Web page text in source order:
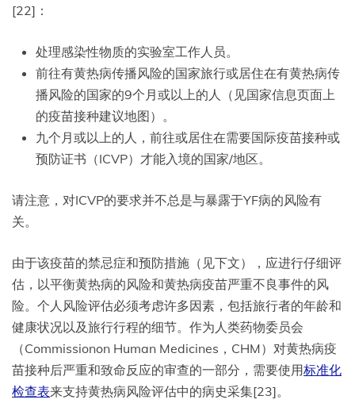
[22]：
处理感染性物质的实验室工作人员。
前往有黄热病传播风险的国家旅行或居住在有黄热病传
播风险的国家的9个月或以上的人（见国家信息页面上
的疫苗接种建议地图）。
九个月或以上的人，前往或居住在需要国际疫苗接种或
预防证书（ICVP）才能入境的国家/地区。
请注意，对ICVP的要求并不总是与暴露于YF病的风险有
关。
由于该疫苗的禁忌症和预防措施（见下文），应进行仔细评
估，以平衡黄热病的风险和黄热病疫苗严重不良事件的风
险。个人风险评估必须考虑许多因素，包括旅行者的年龄和
健康状况以及旅行行程的细节。作为人类药物委员会
（Commissionon Human Medicines，CHM）对黄热病疫
苗接种后严重和致命反应的审查的一部分，需要使用标准化
检查表来支持黄热病风险评估中的病史采集[23]。